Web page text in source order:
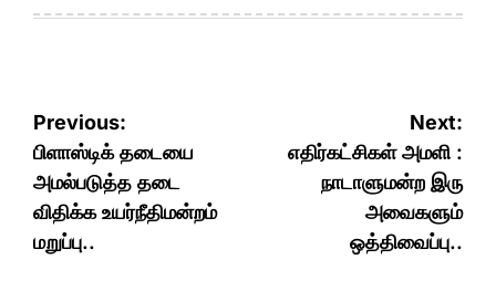
Post
navigation
Previous:
பிளாஸ்டிக் தடையை
அமல்படுத்த தடை
விதிக்க உயர்நீதிமன்றம்
மறுப்பு..
Next:
எதிர்கட்சிகள் அமளி :
நாடாளுமன்ற இரு
அவைகளும்
ஒத்திவைப்பு..